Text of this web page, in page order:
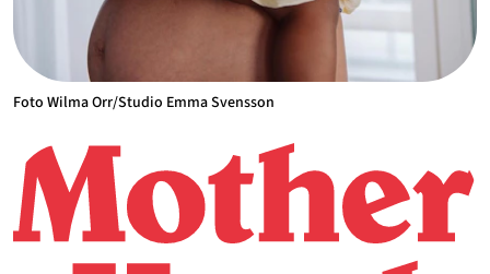
Foto Wilma Orr/Studio Emma Svensson